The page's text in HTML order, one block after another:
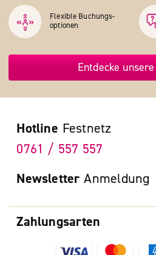
Flexible Buchungs­
optionen
Entdecke
Zahlungsarten
Hotline Festnetz
0761 / 557 557
Newsletter Anmeldung